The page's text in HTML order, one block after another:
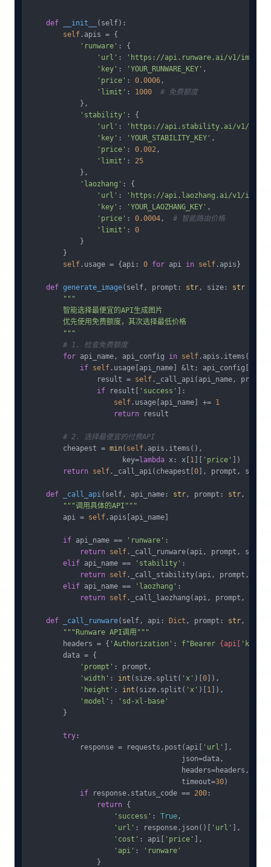
def __init__ ( self):
self .apis = {
'runware' : {
'url' : 'https://api.runware.ai/v1/images'
'key' : 'YOUR_RUNWARE_KEY' ,
'price' : 0.0006 ,
'limit' : 1000
# 免费额度
            },
'stability' : {
'url' :
'https://api.stability.ai/v1/
'key' : 'YOUR_STABILITY_KEY' ,
'price' : 0.002 ,
'limit' : 25
            },
'laozhang' : {
'url' :
'https://api.laozhang.ai/v1/
'key' : 'YOUR_LAOZHANG_KEY' ,
'price' : 0.0004 , # 智能路由价格
'limit' : 0
            }
        }
self .usage = {api: 0 for api in self .apis}
def generate_image( self, prompt: str , size: str
"""
        智能选择最便宜的API生成图片
        优先使用免费额度，其次选择最低价格
        """
# 1. 检查免费额度
for api_name, api_config in self .apis.items():
if self .usage[api_name] &lt; api_config[
                result =
self ._call_api(api_name,
if result[ 'success' ]:
self .usage[api_name] += 1
return result
# 2. 选择最便宜的付费API
        cheapest =
min( self .apis.items(),
                      key=
lambda x: x[1 ][ 'price' ])
return self ._call_api(cheapest[0], prompt, size)
def _call_api ( self, api_name: str , prompt: str ,
"""调用具体的API"""
        api =
self .apis[api_name]
if api_name == 'runware' :
return self ._call_runware(api, prompt, size)
elif api_name == 'stability' :
return self ._call_stability(api, prompt,
elif api_name == 'laozhang' :
return self ._call_laozhang(api, prompt, size)
def _call_runware( self, api: Dict , prompt: str ,
"""Runware API调用"""
        headers = {
'Authorization' : f"Bearer {api[ 'key'
        data = {
'prompt' : prompt,
'width' : int (size.split( 'x' )[0]),
'height' : int (size.split( 'x' )[1 ]),
'model' :
'sd-xl-base'
        }
try :
            response = requests.post(api[
'url' ],
                                    json=data,
                                    headers=headers,
                                    timeout=
30)
if response.status_code == 200 :
return {
'success' : True ,
'url' : response.json()[ 'url' ],
'cost' : api[ 'price' ],
'api' :
'runware'
                }